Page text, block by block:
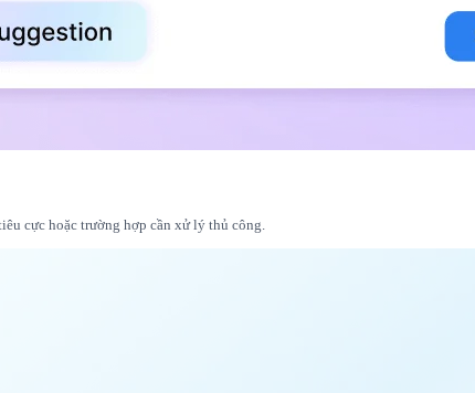
cực hoặc trường hợp cần xử lý thủ công.